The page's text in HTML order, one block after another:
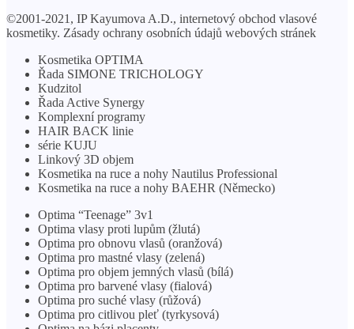
©2001-2021, IP Kayumova A.D., internetový obchod vlasové
kosmetiky. Zásady ochrany osobních údajů webových stránek
Kosmetika OPTIMA
Řada SIMONE TRICHOLOGY
Kudzitol
Řada Active Synergy
Komplexní programy
HAIR BACK linie
série KUJU
Linkový 3D objem
Kosmetika na ruce a nohy Nautilus Professional
Kosmetika na ruce a nohy BAEHR (Německo)
Optima “Teenage” 3v1
Optima vlasy proti lupům (žlutá)
Optima pro obnovu vlasů (oranžová)
Optima pro mastné vlasy (zelená)
Optima pro objem jemných vlasů (bílá)
Optima pro barvené vlasy (fialová)
Optima pro suché vlasy (růžová)
Optima pro citlivou pleť (tyrkysová)